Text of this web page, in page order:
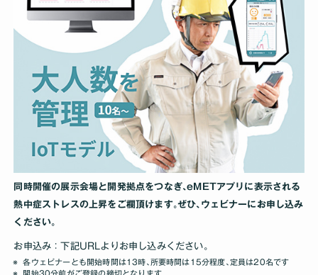
同時開催の展示会場と開発拠点をつなぎ､eMETアプリに表示される
熱中症ストレスの上昇をご欄頂けます｡ぜひ､ウェビナーにお申し込み
ください｡
お申込み：下記URLよりお申し込みください｡
各ウェビナーとも開始時間は13時､所要時間は15分程度､定員は20名です